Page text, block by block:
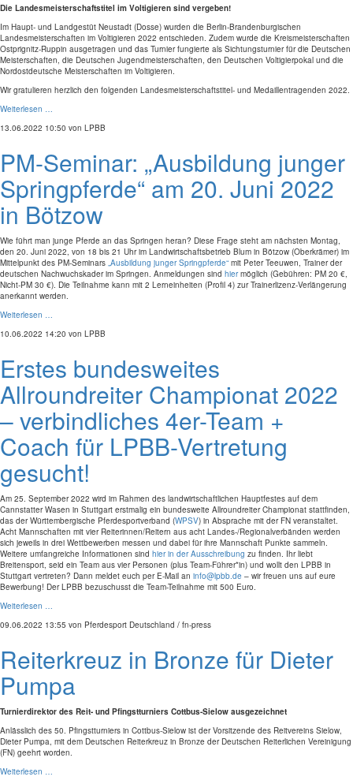
Die Landesmeisterschaftstitel im Voltigieren sind vergeben!
Im Haupt- und Landgestüt Neustadt (Dosse) wurden die Berlin-Brandenburgischen
Landesmeisterschaften im Voltigieren 2022 entschieden. Zudem wurde die Kreismeisterschaften
Ostprignitz-Ruppin ausgetragen und das Turnier fungierte als Sichtungsturnier für die Deutschen
Meisterschaften, die Deutschen Jugendmeisterschaften, den Deutschen Voltigierpokal und die
Nordostdeutsche Meisterschaften im Voltigieren.
Wir gratulieren herzlich den folgenden Landesmeisterschaftstitel- und Medaillentragenden 2022.
Weiterlesen …
13.06.2022 10:50 von LPBB
PM-Seminar: „Ausbildung junger
Springpferde“ am 20. Juni 2022
in Bötzow
Wie führt man junge Pferde an das Springen heran? Diese Frage steht am nächsten Montag,
den 20. Juni 2022, von 18 bis 21 Uhr im Landwirtschaftsbetrieb Blum in Bötzow (Oberkrämer) im
Mittelpunkt des PM-Seminars „Ausbildung junger Springpferde“ mit Peter Teeuwen, Trainer der
deutschen Nachwuchskader im Springen. Anmeldungen sind hiermöglich (Gebühren: PM 20 €,
Nicht-PM 30 €). Die Teilnahme kann mit 2 Lerneinheiten (Profil 4) zur Trainerlizenz-Verlängerung
anerkannt werden.
Weiterlesen …
10.06.2022 14:20 von LPBB
Erstes bundesweites
Allroundreiter Championat 2022
– verbindliches 4er-Team +
Coach für LPBB-Vertretung
gesucht!
Am 25. September 2022 wird im Rahmen des landwirtschaftlichen Hauptfestes auf dem
Cannstatter Wasen in Stuttgart erstmalig ein bundesweite Allroundreiter Championat stattfinden,
das der Württembergische Pferdesportverband (WPSV) in Absprache mit der FN veranstaltet.
Acht Mannschaften mit vier Reiterinnen/Reitern aus acht Landes-/Regionalverbänden werden
sich jeweils in drei Wettbewerben messen und dabei für ihre Mannschaft Punkte sammeln.
Weitere umfangreiche Informationen sind hier in der Ausschreibung zu finden. Ihr liebt
Breitensport, seid ein Team aus vier Personen (plus Team-Führer*in) und wollt den LPBB in
Stuttgart vertreten? Dann meldet euch per E-Mail an info@lpbb.de – wir freuen uns auf eure
Bewerbung! Der LPBB bezuschusst die Team-Teilnahme mit 500 Euro.
Weiterlesen …
09.06.2022 13:55 von Pferdesport Deutschland / fn-press
Reiterkreuz in Bronze für Dieter
Pumpa
Turnierdirektor des Reit- und Pfingstturniers Cottbus-Sielow ausgezeichnet
Anlässlich des 50. Pfingstturniers in Cottbus-Sielow ist der Vorsitzende des Reitvereins Sielow,
Dieter Pumpa, mit dem Deutschen Reiterkreuz in Bronze der Deutschen Reiterlichen Vereinigung
(FN) geehrt worden.
Weiterlesen …